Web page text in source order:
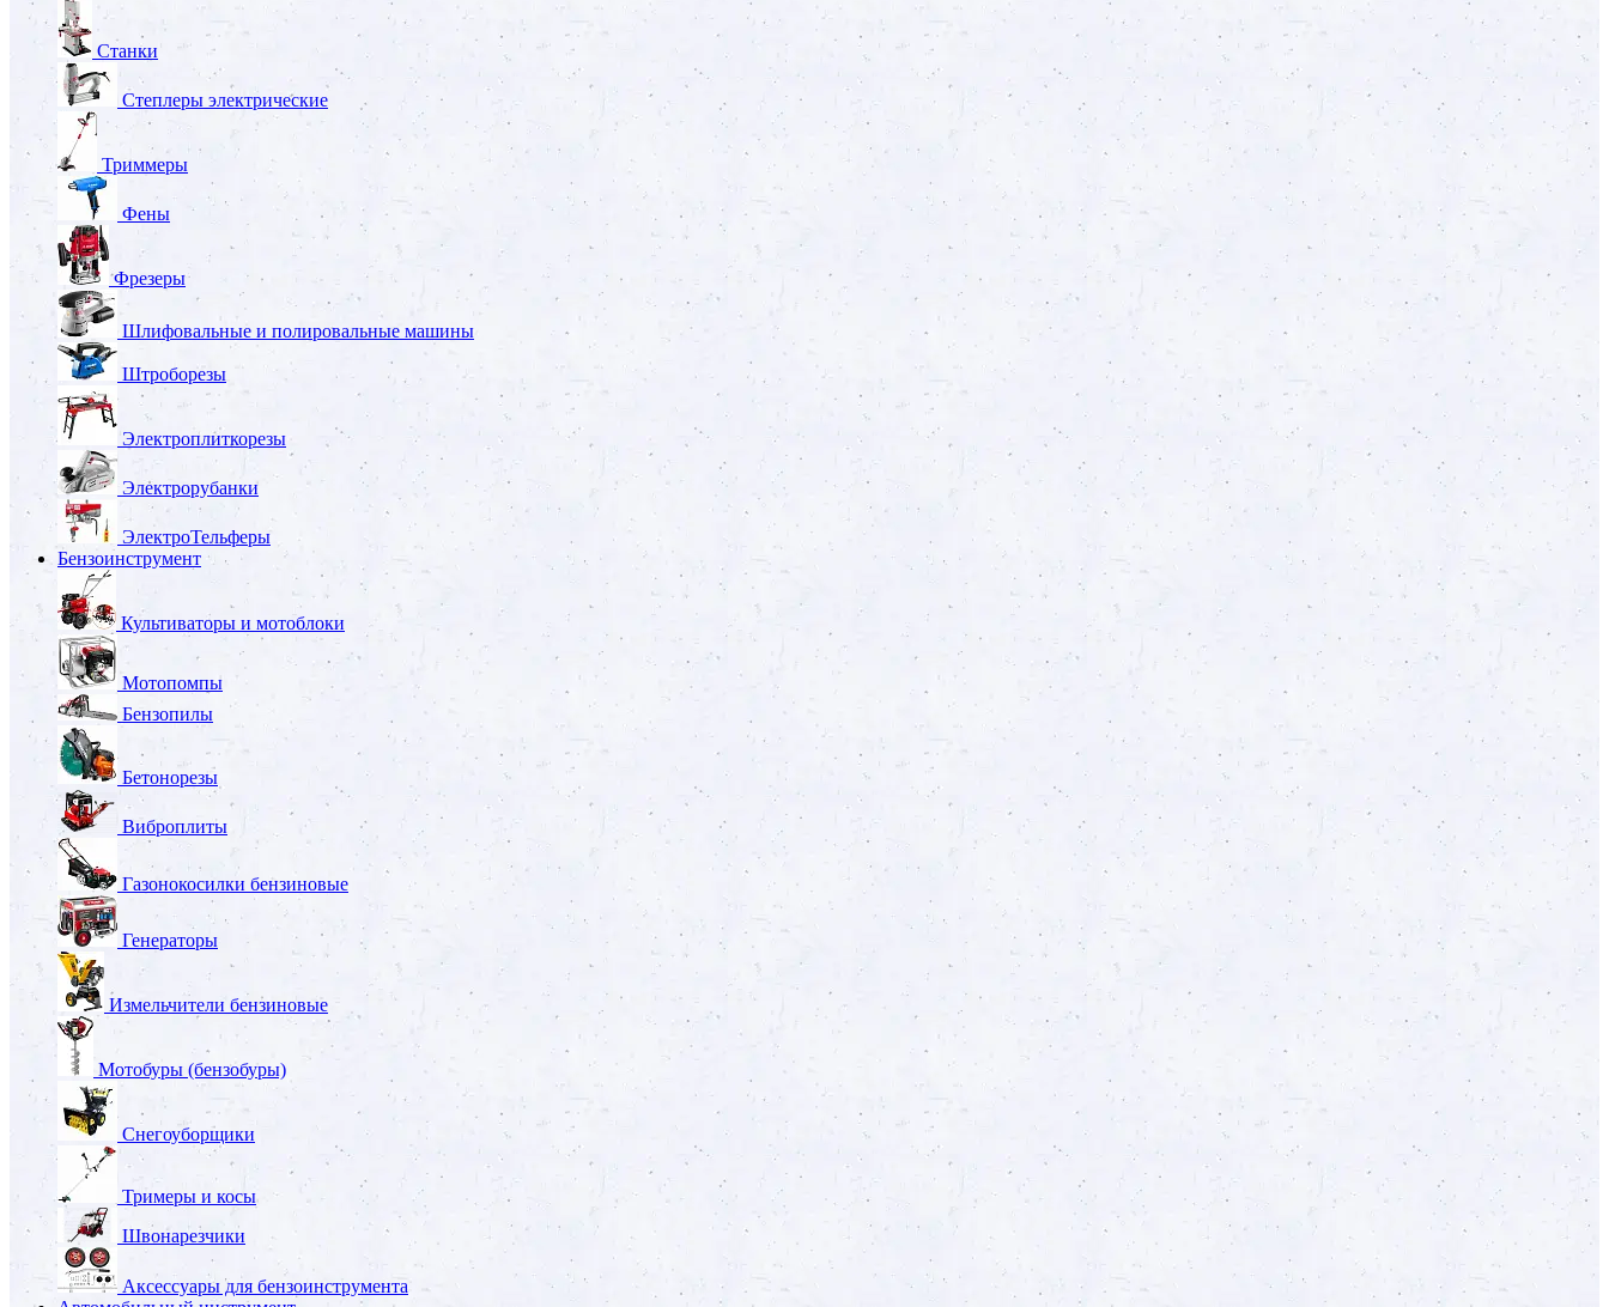
Станки
Степлеры электрические
Триммеры
Фены
Фрезеры
Шлифовальные и полировальные машины
Штроборезы
Электроплиткорезы
Электрорубанки
ЭлектроТельферы
Бензоинструмент
Культиваторы и мотоблоки
Мотопомпы
Бензопилы
Бетонорезы
Виброплиты
Газонокосилки бензиновые
Генераторы
Измельчители бензиновые
Мотобуры (бензобуры)
Снегоуборщики
Тримеры и косы
Швонарезчики
Аксессуары для бензоинструмента